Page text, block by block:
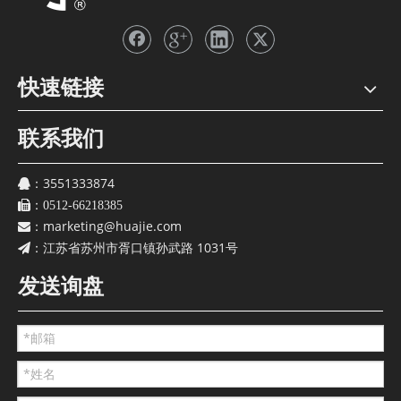
快速链接
联系我们
： 3551333874
： 0512-66218385
： marketing@huajie.com
： 江苏省苏州市胥口镇孙武路 1031号
发送询盘